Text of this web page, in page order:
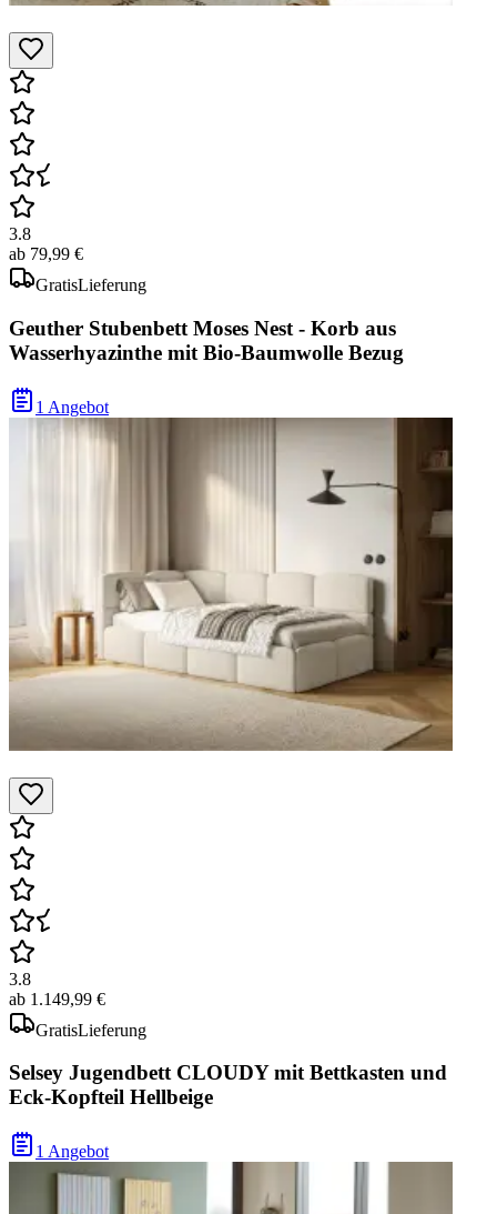
3.8
ab 79,99 €
GratisLieferung
Geuther Stubenbett Moses Nest - Korb aus
Wasserhyazinthe mit Bio-Baumwolle Bezug
1 Angebot
3.8
ab 1.149,99 €
GratisLieferung
Selsey Jugendbett CLOUDY mit Bettkasten und
Eck-Kopfteil Hellbeige
1 Angebot